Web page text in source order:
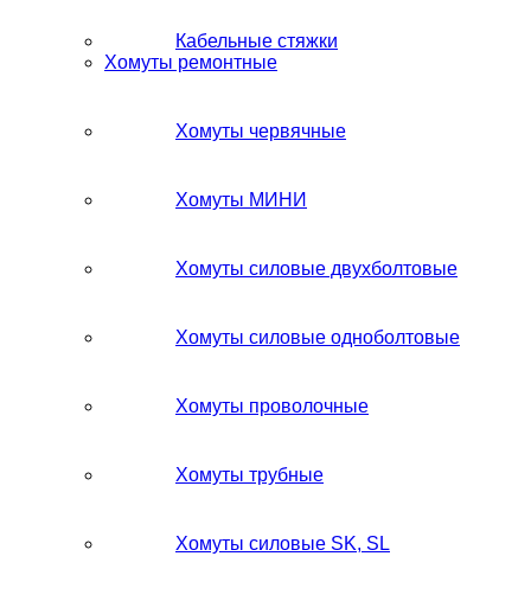
Кабельные стяжки
Хомуты ремонтные
Хомуты червячные
Хомуты МИНИ
Хомуты силовые двухболтовые
Хомуты силовые одноболтовые
Хомуты проволочные
Хомуты трубные
Хомуты силовые SK, SL